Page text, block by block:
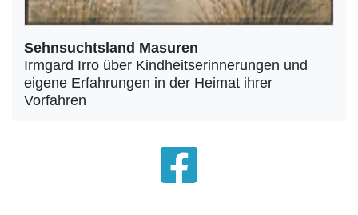
Sehnsuchtsland Masuren
Irmgard Irro über Kindheitserinnerungen und
eigene Erfahrungen in der Heimat ihrer
Vorfahren